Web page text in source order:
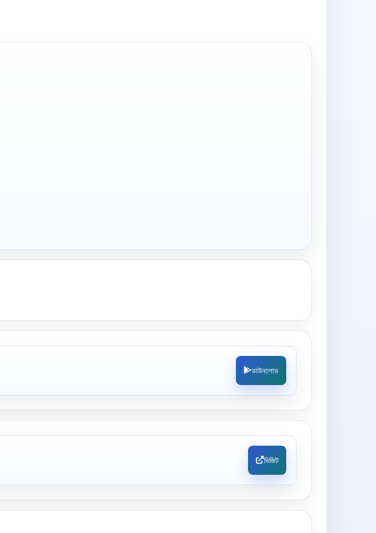
ডাউনলোড
ভিজিট